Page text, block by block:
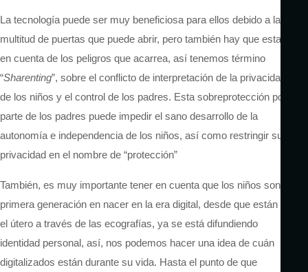
La tecnología puede ser muy beneficiosa para ellos debido a la
multitud de puertas que puede abrir, pero también hay que estar
en cuenta de los peligros que acarrea, así tenemos término
“Sharenting”, sobre el conflicto de interpretación de la privacidad
de los niños y el control de los padres. Esta sobreprotección por
parte de los padres puede impedir el sano desarrollo de la
autonomía e independencia de los niños, así como restringir su
privacidad en el nombre de “protección”
También, es muy importante tener en cuenta que los niños son la
primera generación en nacer en la era digital, desde que están en
el útero a través de las ecografías, ya se está difundiendo
identidad personal, así, nos podemos hacer una idea de cuán
digitalizados están durante su vida. Hasta el punto de que